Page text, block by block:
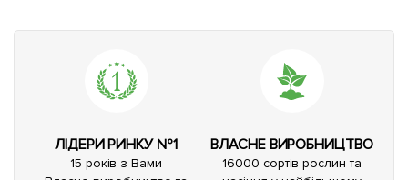
ЛІДЕРИ РИНКУ №1
15 років з Вами
ВЛАСНЕ ВИРОБНИЦТВО
16000 сортів рослин та